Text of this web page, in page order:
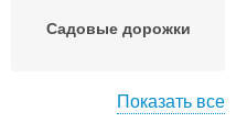
Садовые дорожки
Показать все